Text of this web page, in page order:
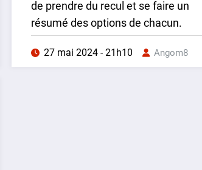
de prendre du recul et se faire un
résumé des options de chacun.
27 mai 2024 - 21h10 Angom8